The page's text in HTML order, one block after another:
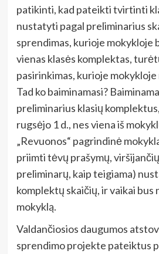
patikinti, kad pateikti tvirtinti
nustatyti pagal preliminarius
sprendimas, kurioje mokykloje
vienas klasės komplektas,
pasirinkimas, kurioje mokykloje
Tad ko baiminamasi?
preliminarius klasių
rugsėjo 1 d., nes viena iš
„Revuonos“ pagrindinė
priimti tėvų prašymų,
preliminarų, kaip teigiama)
komplektų skaičių, ir vaikai bus
mokyklą.
Valdančiosios daugumos
sprendimo projekte pateiktus